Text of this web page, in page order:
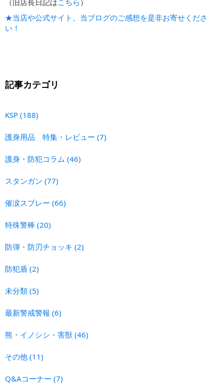
★当店や公式サイト、当ブログのご感想を是非お寄せくださ
い！
記事カテゴリ
KSP (188)
護身用品 特集・レビュー (7)
護身・防犯コラム (46)
スタンガン (77)
催涙スプレー (66)
特殊警棒 (20)
防弾・防刃チョッキ (2)
防犯盾 (2)
未分類 (5)
最新警戒警報 (6)
熊・イノシシ・害獣 (46)
その他 (11)
Q&Aコーナー (7)